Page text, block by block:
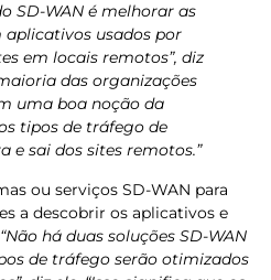
SD-WAN é melhorar as
aplicativos usados ​​por
em locais remotos”, diz
das organizações
uma boa noção da
tipos de tráfego de
e sai dos sites remotos.”
ou serviços SD-WAN para
a descobrir os aplicativos e
“Não há duas soluções SD-WAN
de tráfego serão otimizados